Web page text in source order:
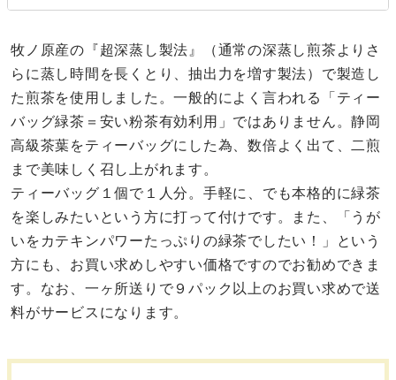
牧ノ原産の『超深蒸し製法』（通常の深蒸し煎茶よりさ
らに蒸し時間を長くとり、抽出力を増す製法）で製造し
た煎茶を使用しました。一般的によく言われる「ティー
バッグ緑茶＝安い粉茶有効利用」ではありません。静岡
高級茶葉をティーバッグにした為、数倍よく出て、二煎
まで美味しく召し上がれます。
ティーバッグ１個で１人分。手軽に、でも本格的に緑茶
を楽しみたいという方に打って付けです。また、「うが
いをカテキンパワーたっぷりの緑茶でしたい！」という
方にも、お買い求めしやすい価格ですのでお勧めできま
す。なお、一ヶ所送りで９パック以上のお買い求めで送
料がサービスになります。